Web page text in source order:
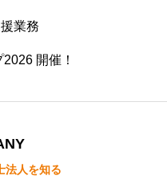
業務
開催！
法人を知る